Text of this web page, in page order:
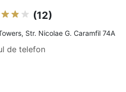
(12)
Str. Nicolae G. Caramfil 74A
de telefon